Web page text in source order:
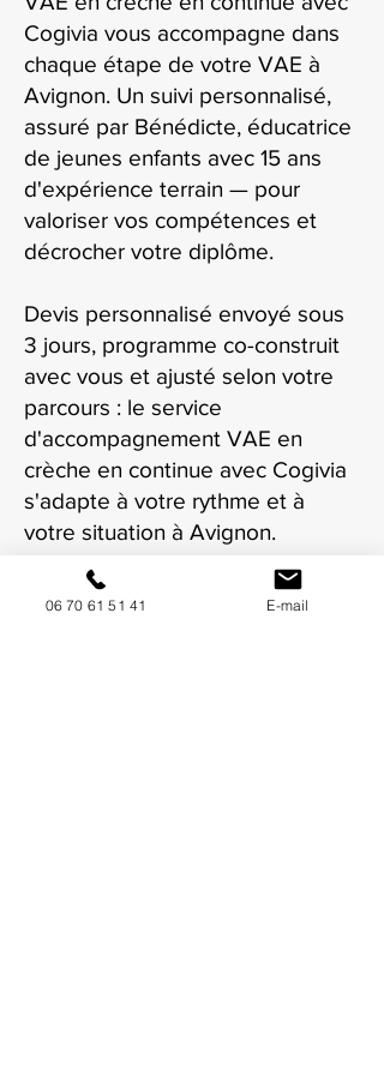
Cogivia vous accompagne dans
chaque étape de votre VAE à
Avignon. Un suivi personnalisé,
assuré par Bénédicte, éducatrice
de jeunes enfants avec 15 ans
d'expérience terrain — pour
valoriser vos compétences et
décrocher votre diplôme.
Devis personnalisé envoyé sous
3 jours, programme co-construit
avec vous et ajusté selon votre
parcours : le service
d'accompagnement VAE en
crèche en continue avec Cogivia
s'adapte à votre rythme et à
votre situation à Avignon.
06 70 61 51 41 E-mail